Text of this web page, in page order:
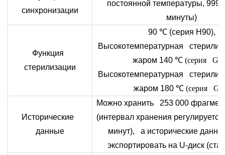
синхронизации
постоянной температуры,
минуты)
Функция
стерилизации
90 ℃ (серия H90),
Высокотемпературная
жаром 140 ℃ (серия
Высокотемпературная
жаром 180 ℃ (серия
Исторические
данные
Можно хранить 253 000
(интервал хранения
минут), а исторические
экспортировать на U-диск